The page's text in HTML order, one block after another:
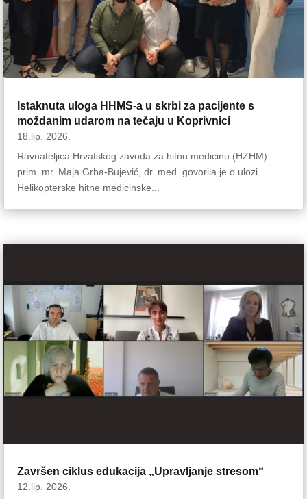
Istaknuta uloga HHMS-a u skrbi za pacijente s
moždanim udarom na tečaju u Koprivnici
18.lip. 2026.
Ravnateljica Hrvatskog zavoda za hitnu medicinu (HZHM)
prim. mr. Maja Grba-Bujević, dr. med. govorila je o ulozi
Helikopterske hitne medicinske...
Završen ciklus edukacija „Upravljanje stresom“
12.lip. 2026.